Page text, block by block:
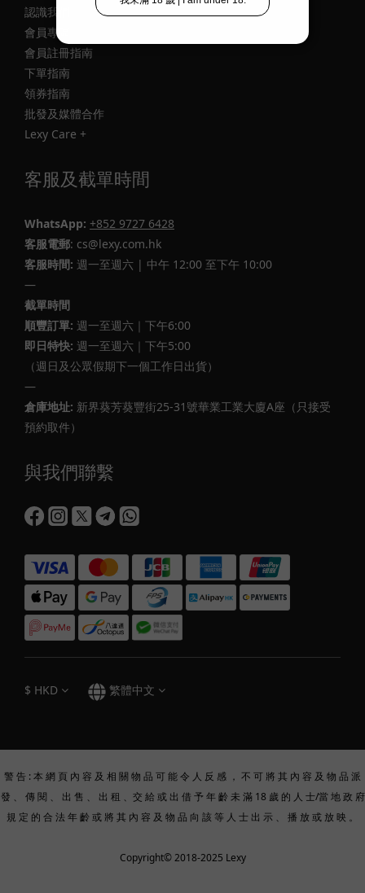
飛
機
杯
體
積
型
機
(2)
飛
機
通
道
非
貫
式
(2)
飛
機
軟
硬
稍
硬
(1)
適
中
杯
款
式
足
認識我們
會員專區
會員註冊指南
下單指南
領券指南
批發及媒體合作
Lexy Care +
客服及截單時間
WhatsApp: +852 9727 6428
客服電郵: cs@lexy.com.hk
客服時間: 週一至週六 | 中午 12:00 至下午 10:00
—
截單時間
順豐訂單: 週一至週六｜下午6:00
即日特快: 週一至週六｜下午5:00
（週日及公眾假期下一個工作日出貨）
—
倉庫地址: 新界葵芳葵豐街25-31號華業工業大廈A座（只接受
預約取件）
與我們聯繫
$ HKD 繁體中文
警 告 : 本 網 頁 內 容 及 相 關 物 品 可 能 令 人 反 感 ， 不 可 將 其 內 容 及 物 品 派
發 、 傳 閱 、 出 售 、 出 租 、交 給 或 出 借 予 年 齡 未 滿 18 歲 的 人 士/當 地 政 府
規 定 的 合 法 年 齡 或 將 其 內 容 及 物 品 向 該 等 人 士 出 示 、 播 放 或 放 映 。
Copyright© 2018-2025 Lexy